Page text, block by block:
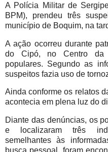
A Polícia Militar de
BPM), prendeu três
município de Boquim, na
A ação ocorreu durante
do Cipó, no Centro da
populares. Segundo as
suspeitos fazia uso de
Ainda conforme os relatos
acontecia em plena luz do
Diante das denúncias, os
e localizaram três
semelhantes às